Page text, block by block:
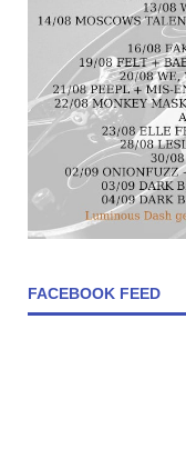
FACEBOOK FEED